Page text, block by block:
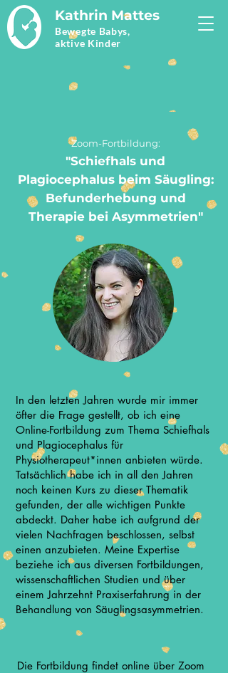
Kathrin Mattes
Bewegte Babys,
aktive Kinder
Zoom-Fortbildung:
"Schiefhals und
Plagiocephalus beim Säugling:
Befunderhebung und
Therapie bei Asymmetrien"
In den letzten Jahren wurde mir immer
öfter die Frage gestellt, ob ich eine
Online-Fortbildung zum Thema Schiefhals
und Plagiocephalus für
Physiotherapeut*innen anbieten würde.
Tatsächlich habe ich in all den Jahren
noch keinen Kurs zu dieser Thematik ​
gefunden, der alle wichtigen Punkte
abdeckt. Daher habe ich aufgrund der
vielen Nachfragen beschlossen, selbst
einen anzubieten. Meine Expertise
beziehe ich aus diversen Fortbildungen,
wissenschaftlichen Studien und über
einem Jahrzehnt Praxiserfahrung in der
Behandlung von Säuglingsasymmetrien.
Die Fortbildung findet online über Zoom